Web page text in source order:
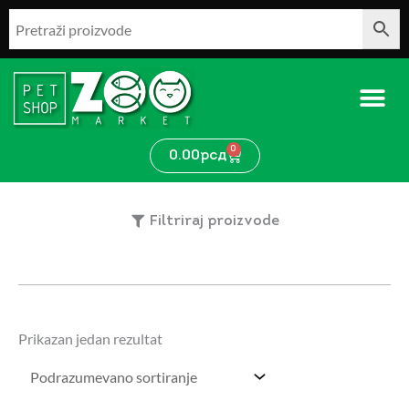
Pređi
sadržaj
0.00рсд 0
Cart
Filtriraj proizvode
Prikazan jedan rezultat